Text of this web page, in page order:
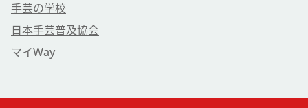
手芸の学校
日本手芸普及協会
マイWay